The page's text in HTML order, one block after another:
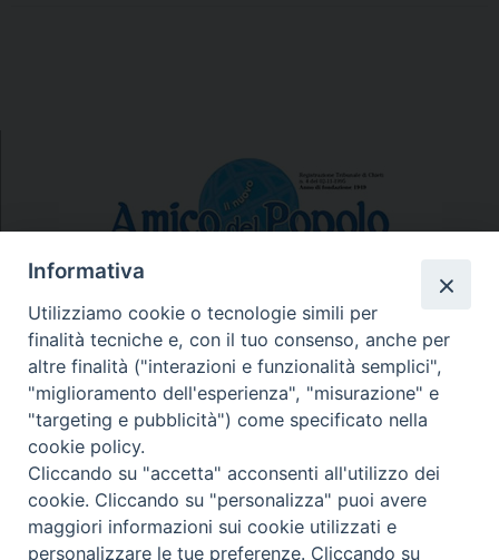
N.7/8 LUGLIO AGOSTO
N. 6 GIUGNO 2026
N°5 MAGGIO 2026
N° 4 APRILE 2026
Informativa
Utilizziamo cookie o tecnologie simili per
finalità tecniche e, con il tuo consenso, anche per
altre finalità ("interazioni e funzionalità semplici",
"miglioramento dell'esperienza", "misurazione" e
"targeting e pubblicità") come specificato nella
cookie policy.
Cliccando su "accetta" acconsenti all'utilizzo dei
cookie. Cliccando su "personalizza" puoi avere
maggiori informazioni sui cookie utilizzati e
personalizzare le tue preferenze. Cliccando su